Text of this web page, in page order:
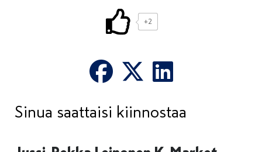
+2
Sinua saattaisi kiinnostaa